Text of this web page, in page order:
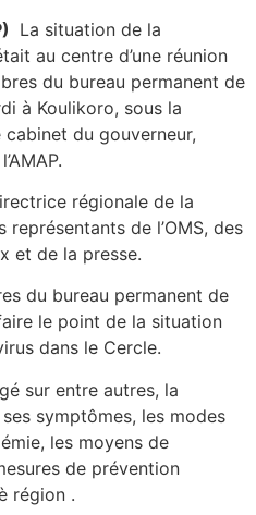
La situation de la
au centre d’une réunion
du bureau permanent de
à Koulikoro, sous la
du gouverneur,
régionale de la
de l’OMS, des
et de la presse.
du bureau permanent de
le point de la situation
dans le Cercle.
sur entre autres, la
symptômes, les modes
les moyens de
de prévention
région .